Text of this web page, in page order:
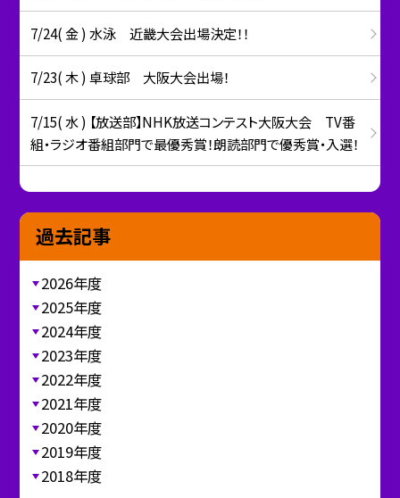
7/24( 金 ) 水泳 近畿大会出場決定！！
7/23( 木 ) 卓球部 大阪大会出場！
7/15( 水 ) 【放送部】NHK放送コンテスト大阪大会 TV番
組・ラジオ番組部門で最優秀賞！朗読部門で優秀賞・入選！
過去記事
2026年度
2025年度
2024年度
2023年度
2022年度
2021年度
2020年度
2019年度
2018年度